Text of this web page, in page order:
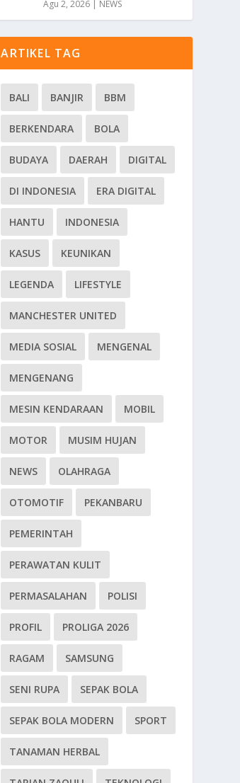
Agu 2, 2026 | NEWS
ARTIKEL TAG
BALI BANJIR BBM
BERKENDARA BOLA
BUDAYA DAERAH DIGITAL
DI INDONESIA ERA DIGITAL
HANTU INDONESIA
KASUS KEUNIKAN
LEGENDA LIFESTYLE
MANCHESTER UNITED
MEDIA SOSIAL MENGENAL
MENGENANG
MESIN KENDARAAN MOBIL
MOTOR MUSIM HUJAN
NEWS OLAHRAGA
OTOMOTIF PEKANBARU
PEMERINTAH
PERAWATAN KULIT
PERMASALAHAN POLISI
PROFIL PROLIGA 2026
RAGAM SAMSUNG
SENI RUPA SEPAK BOLA
SEPAK BOLA MODERN SPORT
TANAMAN HERBAL